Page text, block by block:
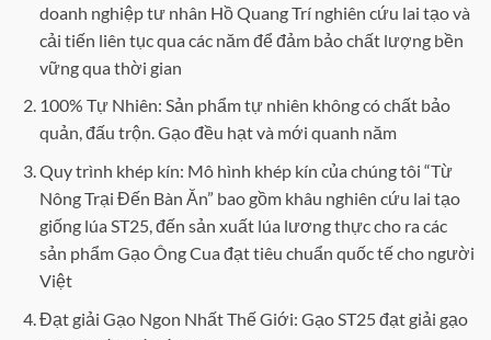
doanh nghiệp tư nhân Hồ Quang Trí nghiên cứu lai tạo và
cải tiến liên tục qua các năm để đảm bảo chất lượng bền
vững qua thời gian
100% Tự Nhiên: Sản phẩm tự nhiên không có chất bảo
quản, đấu trộn. Gạo đều hạt và mới quanh năm
Quy trình khép kín: Mô hình khép kín của chúng tôi “Từ
Nông Trại Đến Bàn Ăn” bao gồm khâu nghiên cứu lai tạo
giống lúa ST25, đến sản xuất lúa lương thực cho ra các
sản phẩm Gạo Ông Cua đạt tiêu chuẩn quốc tế cho người
Việt
Đạt giải Gạo Ngon Nhất Thế Giới: Gạo ST25 đạt giải gạo